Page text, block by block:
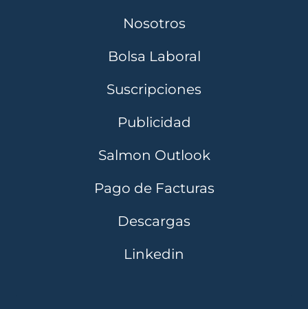
Nosotros
Bolsa Laboral
Suscripciones
Publicidad
Salmon Outlook
Pago de Facturas
Descargas
Linkedin